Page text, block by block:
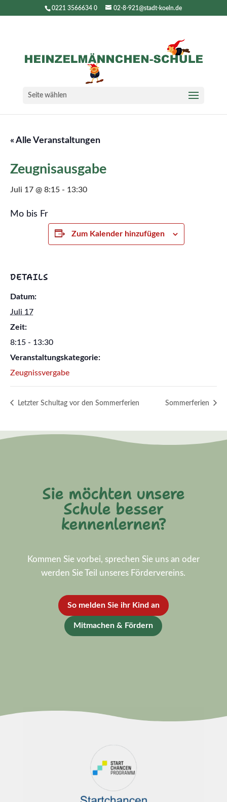
0221 3566634 0 02-8-921@stadt-koeln.de
Seite wählen
« Alle Veranstaltungen
Zeugnisausgabe
Juli 17 @ 8:15 - 13:30
Mo bis Fr
Zum Kalender hinzufügen
DETAILS
Datum:
Juli 17
Zeit:
8:15 - 13:30
Veranstaltungskategorie:
Zeugnissvergabe
Letzter Schultag vor den Sommerferien Sommerferien
Sie möchten unsere
Schule besser
kennenlernen?
Kommen Sie vorbei, sprechen Sie uns an oder
werden Sie Teil unseres Fördervereins.
So melden Sie ihr Kind an
Mitmachen & Fördern